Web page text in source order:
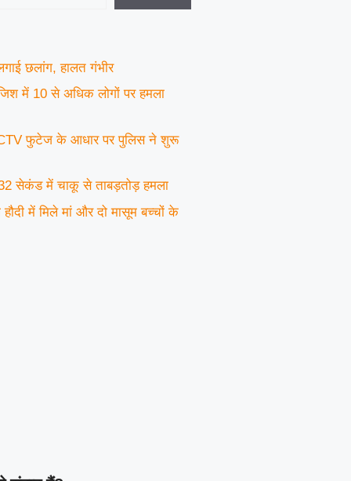
छलांग, हालत गंभीर
में 10 से अधिक लोगों पर हमला
फुटेज के आधार पर पुलिस ने शुरू
32 सेकंड में चाकू से ताबड़तोड़ हमला
में मिले मां और दो मासूम बच्चों के